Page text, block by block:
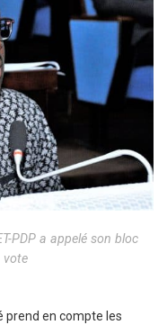
PDP a appelé son bloc
vote
prend en compte les